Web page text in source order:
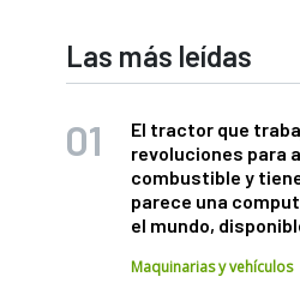
Las más leídas
El tractor que
revoluciones para
combustible y
parece una
el mundo,
Maquinarias y vehículos